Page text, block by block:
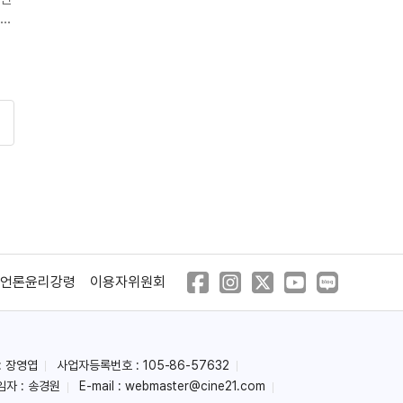
언론윤리강령 이용자위원회
장영엽
사업자등록번호 : 105-86-57632
자 : 송경원
E-mail : webmaster@cine21.com